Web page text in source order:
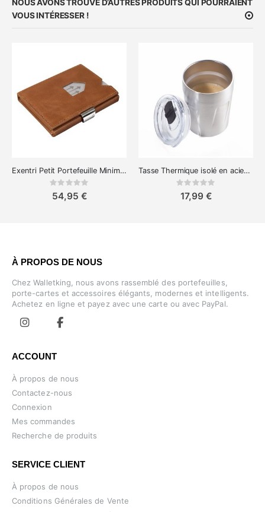
NOUS AVONS TROUVÉ D’AUTRES PRODUITS QUI POURRAIENT
VOUS INTÉRESSER !
Exentri Petit Portefeuille Minimaliste en Cuir
Rating:
54,95 €
Tasse Thermique isolé en acier inoxydable
Rating:
17,99 €
À PROPOS DE NOUS
Chez Walletking, nous avons rassemblé des portefeuilles,
porte-cartes et accessoires élégants, modernes et intelligents.
Achetez en ligne et payez avec une carte ou avec PayPal.
ACCOUNT
À propos de nous
Contactez-nous
Connexion
Mes commandes
Recherche de produits
SERVICE CLIENT
À propos de nous
Conditions Générales de Vente